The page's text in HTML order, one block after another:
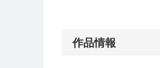
作品情報